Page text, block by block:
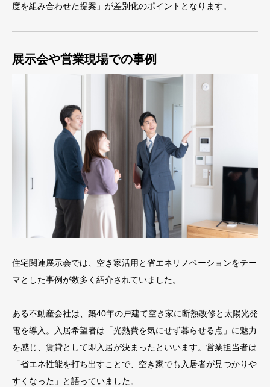
度を組み合わせた提案」が差別化のポイントとなります。
展示会や営業現場での事例
住宅関連展示会では、空き家活用と省エネリノベーションをテー
マとした事例が数多く紹介されていました。
ある不動産会社は、築40年の戸建て空き家に断熱改修と太陽光発
電を導入。入居希望者は「光熱費を気にせず暮らせる点」に魅力
を感じ、賃貸として即入居が決まったといいます。営業担当者は
「省エネ性能を打ち出すことで、空き家でも入居者が見つかりや
すくなった」と語っていました。